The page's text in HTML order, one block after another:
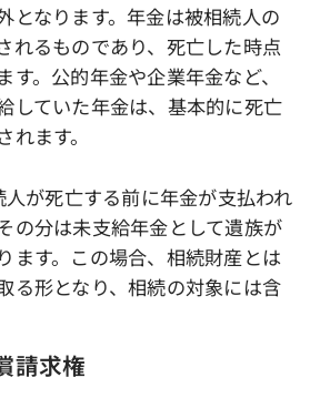
となります。年金は被相続人の
れるものであり、死亡した時点
。公的年金や企業年金など、
していた年金は、基本的に死亡
ます。
が死亡する前に年金が支払われ
の分は未支給年金として遺族が
ます。この場合、相続財産とは
る形となり、相続の対象には含
請求権